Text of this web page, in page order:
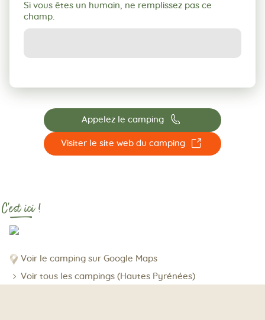
Si vous êtes un humain, ne remplissez pas ce
champ.
Appelez le camping 📞
Visiter le site web du camping ☐
C'est ici !
Voir le camping sur Google Maps
Voir tous les campings (Hautes Pyrénées)